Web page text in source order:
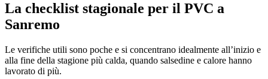
La checklist stagionale per il PVC a
Sanremo
Le verifiche utili sono poche e si concentrano idealmente all’inizio e
alla fine della stagione più calda, quando salsedine e calore hanno
lavorato di più.